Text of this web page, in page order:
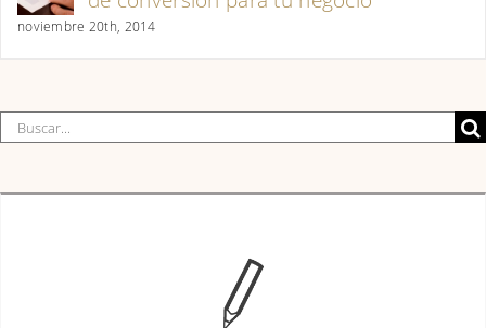
noviembre 20th, 2014
Buscar: